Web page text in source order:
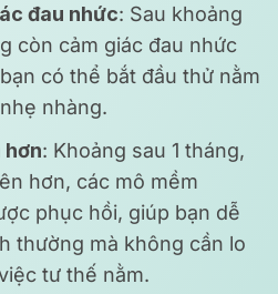
đau nhức: Sau khoảng
còn cảm giác đau nhức
có thể bắt đầu thử nằm
nhàng.
hơn: Khoảng sau 1 tháng,
hơn, các mô mềm
phục hồi, giúp bạn dễ
thường mà không cần lo
tư thế nằm.